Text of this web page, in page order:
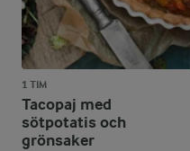
1 TIM
Tacopaj med
sötpotatis och
grönsaker